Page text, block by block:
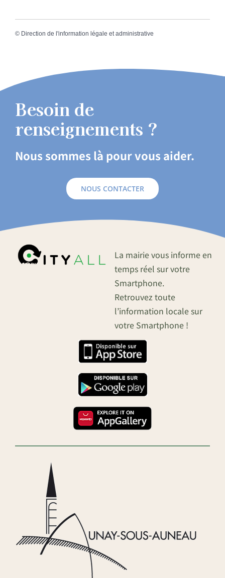
© Direction de l'information légale et administrative
Besoin de
renseignements ?
Nous sommes là pour vous aider.
NOUS CONTACTER
La mairie vous informe en
temps réel sur votre
Smartphone.
Retrouvez toute
l’information locale sur
votre Smartphone !